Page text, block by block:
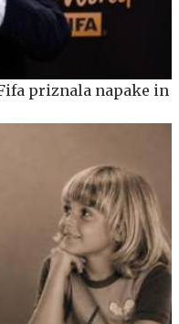
priznala napake in